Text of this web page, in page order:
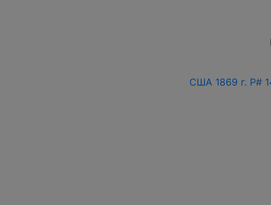
США 1869 г. P#